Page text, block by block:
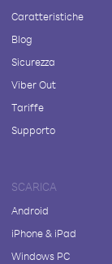
Caratteristiche
Blog
Sicurezza
Viber Out
Tariffe
Supporto
SCARICA
Android
iPhone & iPad
Windows PC